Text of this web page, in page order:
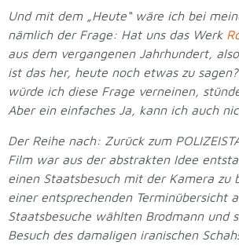
Und mit dem „Heute“ wäre ich bei
nämlich der Frage: Hat uns das Werk
aus dem vergangenen Jahrhundert,
ist das her, heute noch etwas zu
würde ich diese Frage verneinen,
Aber ein einfaches Ja, kann ich auch
Der Reihe nach: Zurück zum
Film war aus der abstrakten Idee
einen Staatsbesuch mit der Kamera zu
einer entsprechenden Terminübersicht
Staatsbesuche wählten Brodmann und
Besuch des damaligen iranischen